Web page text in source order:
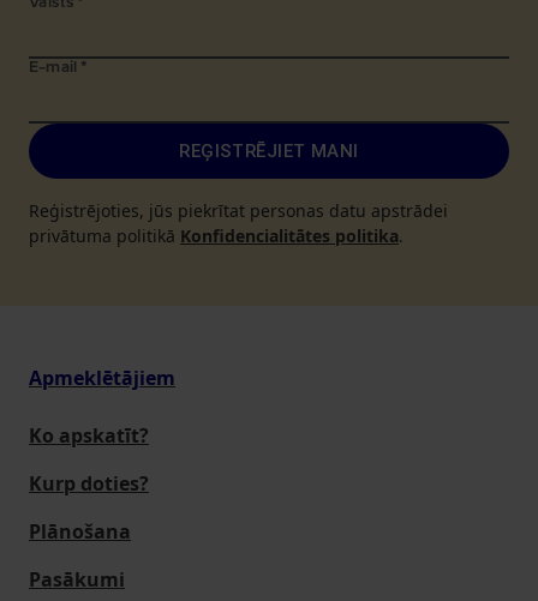
Valsts *
E-mail *
REĢISTRĒJIET MANI
Reģistrējoties, jūs piekrītat personas datu apstrādei
privātuma politikā Konfidencialitātes politika.
Apmeklētājiem
Ko apskatīt?
Kurp doties?
Plānošana
Pasākumi